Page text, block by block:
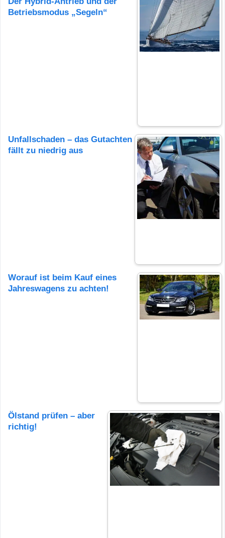
Betriebsmodus „Segeln“
Unfallschaden – das Gutachten
fällt zu niedrig aus
Worauf ist beim Kauf eines
Jahreswagens zu achten!
Ölstand prüfen – aber
richtig!